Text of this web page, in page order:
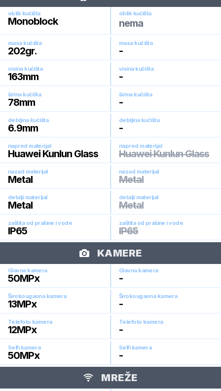
oblik kućišta
Monoblock
oblik kućišta
nema
masa kućišta
202gr.
masa kućišta
-
visina kućišta
163mm
visina kućišta
-
širina kućišta
78mm
širina kućišta
-
debljina kućišta
6.9mm
debljina kućišta
-
napred materijal
Huawei Kunlun Glass
napred materijal
Huawei Kunlun Glass
nazad materijal
Metal
nazad materijal
Metal
detalji materijal
Metal
detalji materijal
Metal
zaštita od prašine i vode
IP65
zaštita od prašine i vode
IP65
KAMERE
Glavna kamera
50MPx
Glavna kamera
-
Širokougaona kamera
13MPx
Širokougaona kamera
-
Telefoto kamera
12MPx
Telefoto kamera
-
Selfi kamera
50MPx
Selfi kamera
-
MREŽE